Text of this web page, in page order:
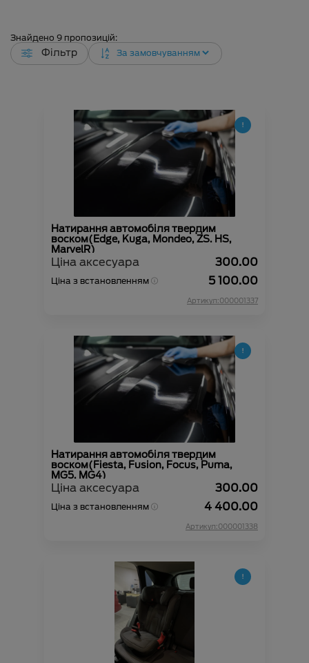
Знайдено 9 пропозицій:
Фільтр
Натирання автомобіля твердим
воском(Edge, Kuga, Mondeo, ZS. HS,
MarvelR)
Ціна аксесуара 300.00
Ціна з встановленням 5 100.00
Артикул:000001337
Натирання автомобіля твердим
воском(Fiesta, Fusion, Focus, Puma,
MG5, MG4)
Ціна аксесуара 300.00
Ціна з встановленням 4 400.00
Артикул:000001338